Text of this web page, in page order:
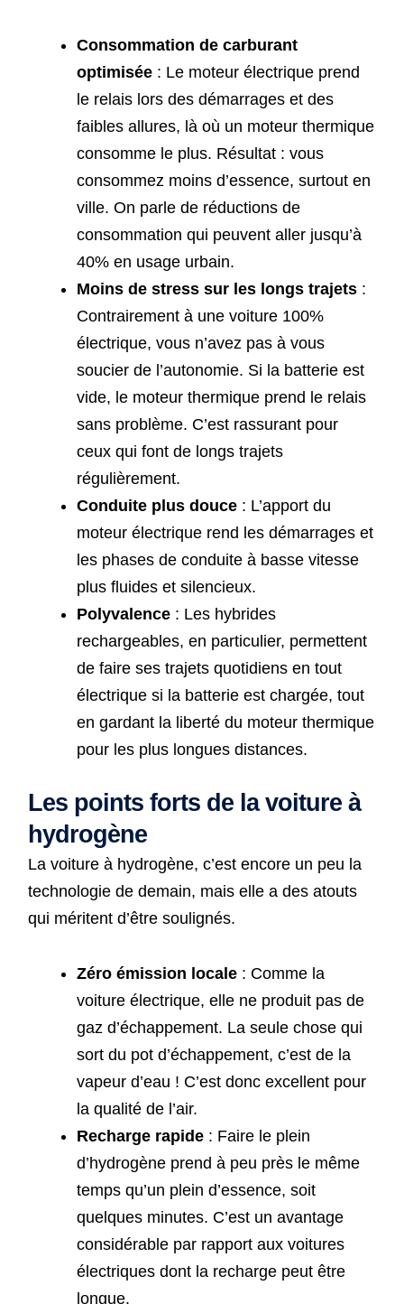
Consommation de carburant
optimisée: Le moteur électrique prend
le relais lors des démarrages et des
faibles allures, là où un moteur thermique
consomme le plus. Résultat : vous
consommez moins d’essence, surtout en
ville. On parle de réductions de
consommation qui peuvent aller jusqu’à
40% en usage urbain.
Moins de stress sur les longs trajets:
Contrairement à une voiture 100%
électrique, vous n’avez pas à vous
soucier de l’autonomie. Si la batterie est
vide, le moteur thermique prend le relais
sans problème. C’est rassurant pour
ceux qui font de longs trajets
régulièrement.
Conduite plus douce: L’apport du
moteur électrique rend les démarrages et
les phases de conduite à basse vitesse
plus fluides et silencieux.
Polyvalence: Les hybrides
rechargeables, en particulier, permettent
de faire ses trajets quotidiens en tout
électrique si la batterie est chargée, tout
en gardant la liberté du moteur thermique
pour les plus longues distances.
Les points forts de la voiture à
hydrogène
La voiture à hydrogène, c’est encore un peu la
technologie de demain, mais elle a des atouts
qui méritent d’être soulignés.
Zéro émission locale: Comme la
voiture électrique, elle ne produit pas de
gaz d’échappement. La seule chose qui
sort du pot d’échappement, c’est de la
vapeur d’eau ! C’est donc excellent pour
la qualité de l’air.
Recharge rapide: Faire le plein
d’hydrogène prend à peu près le même
temps qu’un plein d’essence, soit
quelques minutes. C’est un avantage
considérable par rapport aux voitures
électriques dont la recharge peut être
longue.